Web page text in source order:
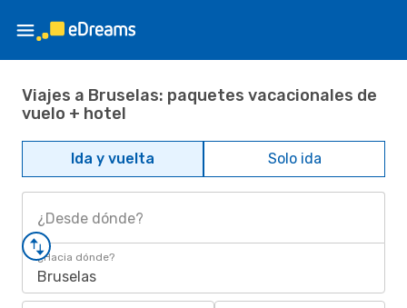
Viajes a Bruselas: paquetes vacacionales de
vuelo + hotel
Ida y vuelta Solo ida
¿Desde dónde?
¿Hacia dónde?
Bruselas